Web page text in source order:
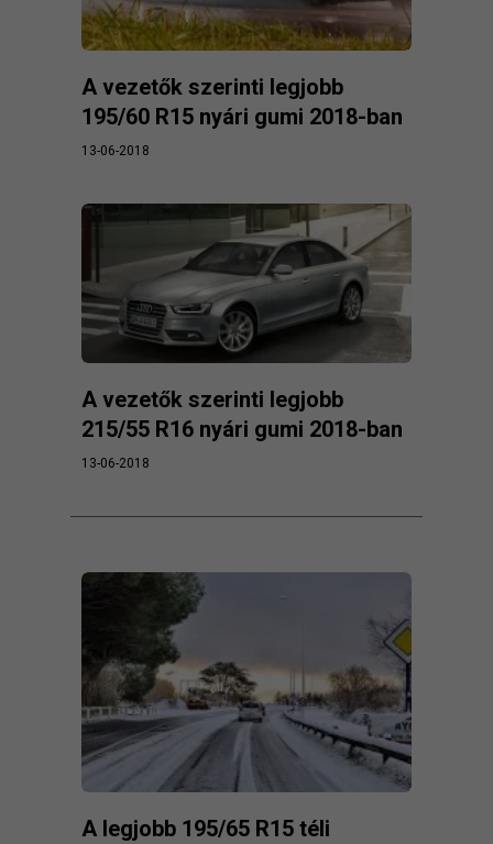
A vezetők szerinti legjobb
195/60 R15 nyári gumi 2018-ban
13-06-2018
A vezetők szerinti legjobb
215/55 R16 nyári gumi 2018-ban
13-06-2018
A legjobb 195/65 R15 téli